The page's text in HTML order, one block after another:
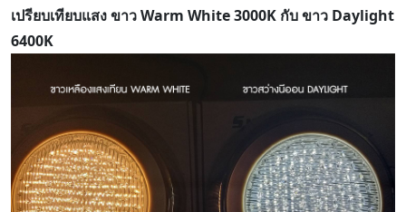
เปรียบเทียบแสง ขาว Warm White 3000K กับ ขาว Daylight
6400K